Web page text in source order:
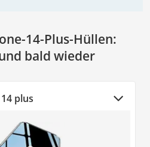
14-Plus-Hüllen:
bald wieder
plus